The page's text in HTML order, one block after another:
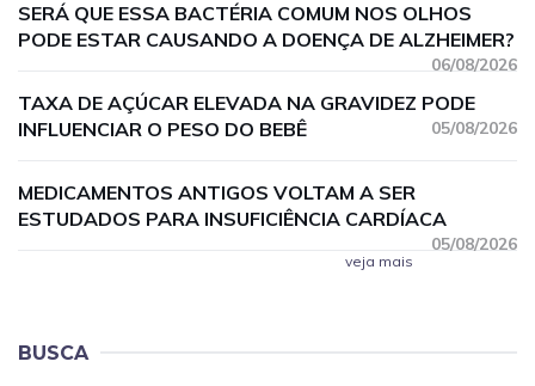
SERÁ QUE ESSA BACTÉRIA COMUM NOS OLHOS
PODE ESTAR CAUSANDO A DOENÇA DE ALZHEIMER?
06/08/2026
TAXA DE AÇÚCAR ELEVADA NA GRAVIDEZ PODE
INFLUENCIAR O PESO DO BEBÊ
05/08/2026
MEDICAMENTOS ANTIGOS VOLTAM A SER
ESTUDADOS PARA INSUFICIÊNCIA CARDÍACA
05/08/2026
veja mais
BUSCA